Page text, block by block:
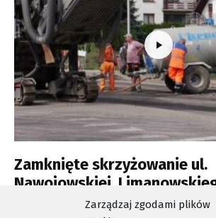
Zarządzaj zgodami plików
Zamknięte skrzyżowanie ul.
Nawojowskiej,